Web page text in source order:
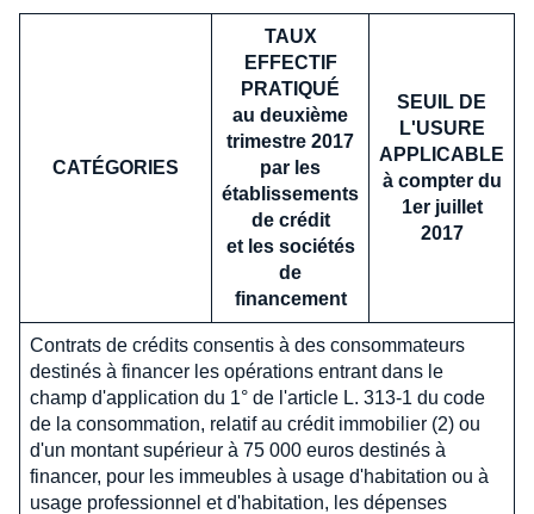
CATÉGORIES
TAUX
EFFECTIF
PRATIQUÉ
au deuxième
trimestre 2017
par les
établissements
de crédit
et les sociétés
de
financement
SEUIL DE
L'USURE
APPLICABLE
à compter du
1er juillet
2017
Contrats de crédits consentis à des consommateurs
destinés à financer les opérations entrant dans le
champ d'application du 1° de l'article L. 313-1 du code
de la consommation, relatif au crédit immobilier (2) ou
d'un montant supérieur à 75 000 euros destinés à
financer, pour les immeubles à usage d'habitation ou à
usage professionnel et d'habitation, les dépenses